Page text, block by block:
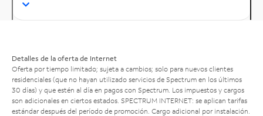
Detalles de la oferta de Internet
Oferta por tiempo limitado; sujeta a cambios; solo para nuevos clientes
residenciales (que no hayan utilizado servicios de Spectrum en los últimos
30 días) y que estén al día en pagos con Spectrum. Los impuestos y cargos
son adicionales en ciertos estados. SPECTRUM INTERNET: se aplican tarifas
estándar después del período de promoción. Cargo adicional por instalación.